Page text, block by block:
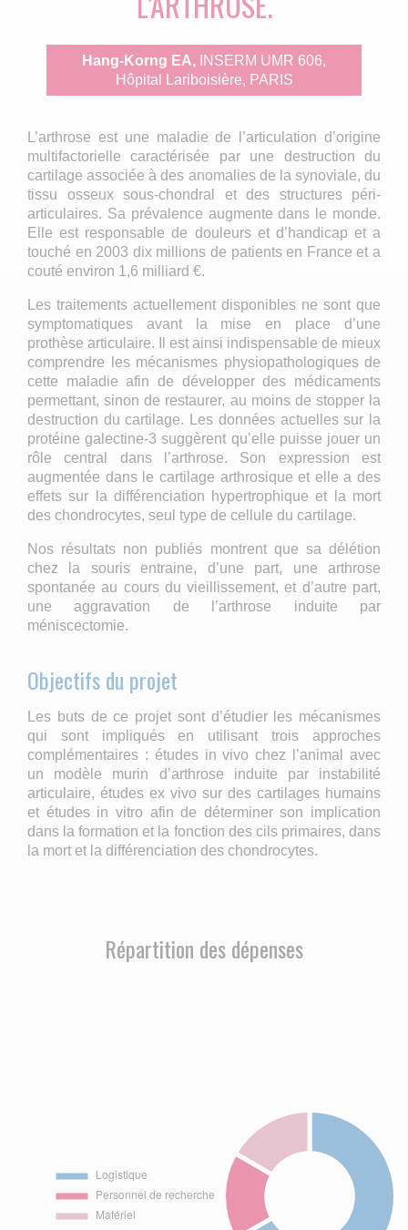
Hang-Korng EA, INSERM UMR 606,
Hôpital Lariboisière, PARIS
L’arthrose est une maladie de l’articulation d’origine
multifactorielle caractérisée par une destruction du
cartilage associée à des anomalies de la synoviale, du
tissu osseux sous-chondral et des structures péri-
articulaires. Sa prévalence augmente dans le monde.
Elle est responsable de douleurs et d’handicap et a
touché en 2003 dix millions de patients en France et a
couté environ 1,6 milliard €.
Les traitements actuellement disponibles ne sont que
symptomatiques avant la mise en place d’une
prothèse articulaire. Il est ainsi indispensable de mieux
comprendre les mécanismes physiopathologiques de
cette maladie afin de développer des médicaments
permettant, sinon de restaurer, au moins de stopper la
destruction du cartilage. Les données actuelles sur la
protéine galectine-3 suggèrent qu’elle puisse jouer un
rôle central dans l’arthrose. Son expression est
augmentée dans le cartilage arthrosique et elle a des
effets sur la différenciation hypertrophique et la mort
des chondrocytes, seul type de cellule du cartilage.
Nos résultats non publiés montrent que sa délétion
chez la souris entraine, d’une part, une arthrose
spontanée au cours du vieillissement, et d’autre part,
une aggravation de l’arthrose induite par
méniscectomie.
Objectifs du projet
Les buts de ce projet sont d’étudier les mécanismes
qui sont impliqués en utilisant trois approches
complémentaires : études in vivo chez l’animal avec
un modèle murin d’arthrose induite par instabilité
articulaire, études ex vivo sur des cartilages humains
et études in vitro afin de déterminer son implication
dans la formation et la fonction des cils primaires, dans
la mort et la différenciation des chondrocytes.
Répartition des dépenses